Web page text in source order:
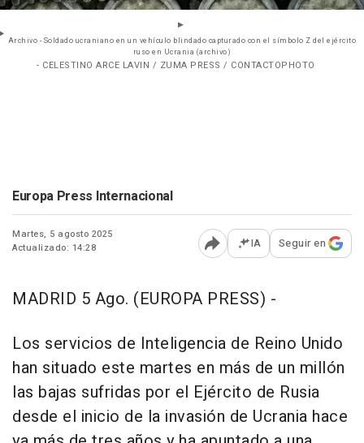
Archivo - Soldado ucraniano en un vehículo blindado capturado con el símbolo Z del ejército
ruso en Ucrania (archivo)
- CELESTINO ARCE LAVIN / ZUMA PRESS / CONTACTOPHOTO
Europa Press Internacional
Martes, 5 agosto 2025
Actualizado: 14:28
Abrir opciones para
IA Seguir en
MADRID 5 Ago. (EUROPA PRESS) -
Los servicios de Inteligencia de Reino Unido
han situado este martes en más de un millón
las bajas sufridas por el Ejército de Rusia
desde el inicio de la invasión de Ucrania hace